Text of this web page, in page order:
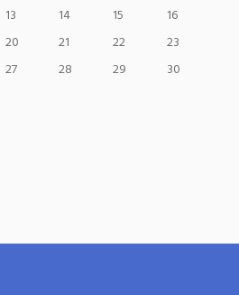
13 14 15
16
20 21 22
23
27 28 29
30